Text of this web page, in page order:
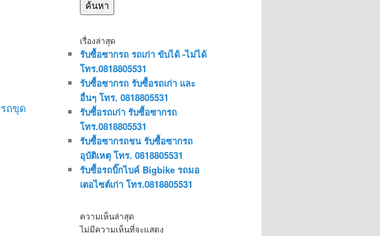
ถขุด
ค้นหา
เรื่องล่าสุด
รับซื้อซากรถ รถเก่า ขับได้ -ไม่ได้
โทร.0818805531
รับซื้อซากรถ รับซื้อรถเก่า และ
อื่นๆ โทร. 0818805531
รับซื้อรถเก่า รับซื้อซากรถ
โทร.0818805531
รับซื้อซากรถชน รับซื้อซากรถ
อุบัติเหตุ โทร. 0818805531
รับซื้อรถบิ๊กไบค์ Bigbike รถมอ
เตอไซต์เก่า โทร.0818805531
ความเห็นล่าสุด
ไม่มีความเห็นที่จะแสดง